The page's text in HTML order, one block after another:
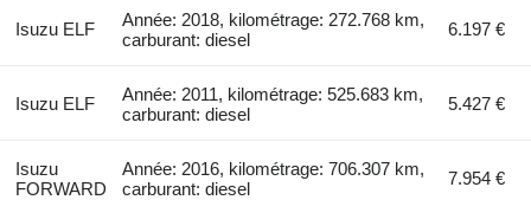
Isuzu ELF
Année: 2018, kilométrage: 272.768 km,
carburant: diesel
6.197 €
Isuzu ELF
Année: 2011, kilométrage: 525.683 km,
carburant: diesel
5.427 €
Isuzu
FORWARD
Année: 2016, kilométrage: 706.307 km,
carburant: diesel
7.954 €